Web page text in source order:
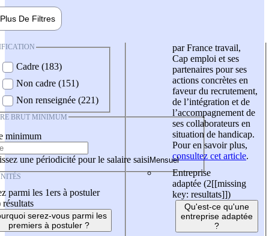
Plus De Filtres
Cadre (183)
Non cadre (151)
Non renseignée (221)
BRUT MINIMUM
minimum
une périodicité pour le salaire saisi
parmi les 1ers à postuler
résultats
serez-vous parmi les
premiers à postuler ?
par France travail,
Cap emploi et ses
partenaires pour ses
actions concrètes en
faveur du recrutement,
de l’intégration et de
l’accompagnement de
ses collaborateurs en
situation de handicap.
Pour en savoir plus,
consultez cet article.
Entreprise
adaptée (2[[missing
key: resultats]])
Qu'est-ce qu'une
entreprise adaptée
?